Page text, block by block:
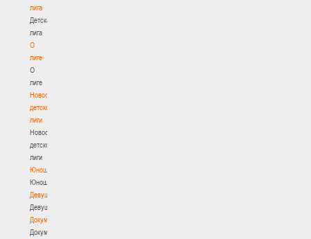
лига
Детская
лига
О
лиге
О
лиге
Новости
детской
лиги
Новости
детской
лиги
Юноши
Юноши
Девушки
Девушки
Документы
Документы